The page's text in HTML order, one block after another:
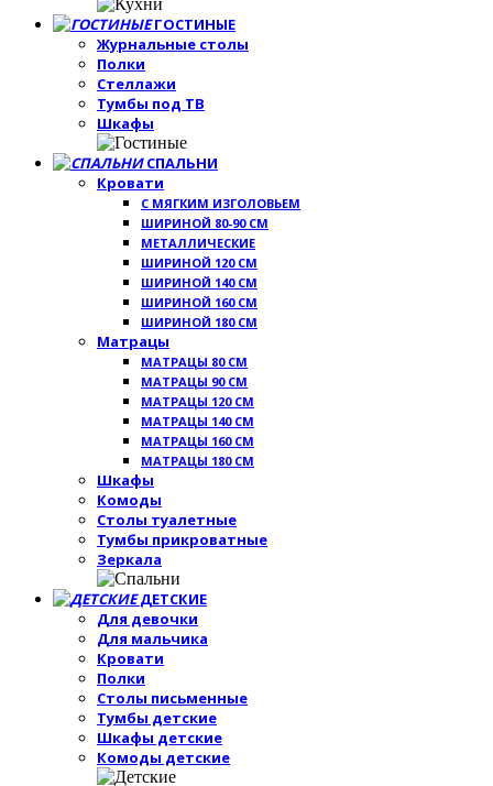
ГОСТИНЫЕ
Журнальные столы
Полки
Стеллажи
Тумбы под ТВ
Шкафы
СПАЛЬНИ
Кровати
С МЯГКИМ ИЗГОЛОВЬЕМ
ШИРИНОЙ 80-90 СМ
МЕТАЛЛИЧЕСКИЕ
ШИРИНОЙ 120 СМ
ШИРИНОЙ 140 СМ
ШИРИНОЙ 160 СМ
ШИРИНОЙ 180 СМ
Матрацы
МАТРАЦЫ 80 СМ
МАТРАЦЫ 90 СМ
МАТРАЦЫ 120 СМ
МАТРАЦЫ 140 СМ
МАТРАЦЫ 160 СМ
МАТРАЦЫ 180 СМ
Шкафы
Комоды
Столы туалетные
Тумбы прикроватные
Зеркала
ДЕТСКИЕ
Для девочки
Для мальчика
Кровати
Полки
Столы письменные
Тумбы детские
Шкафы детские
Комоды детские